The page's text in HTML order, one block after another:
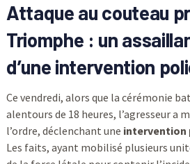
Attaque au couteau
Triomphe : un
d’une intervention
Ce vendredi, alors que la cérémonie
alentours de 18 heures, l’agresseur a
l’ordre, déclenchant une intervention
Les faits, ayant mobilisé plusieurs